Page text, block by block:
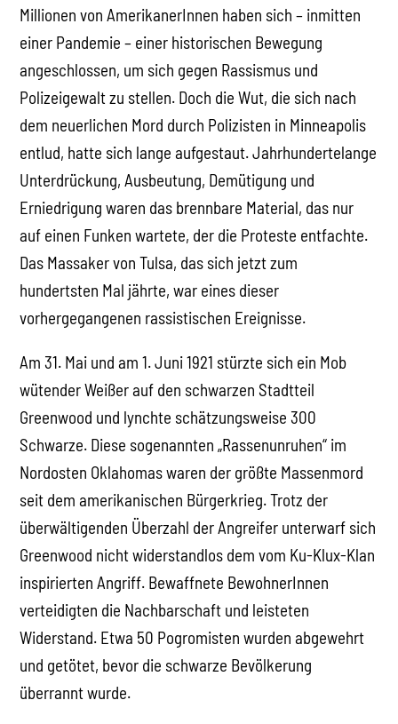
Millionen von AmerikanerInnen haben sich – inmitten
einer Pandemie – einer historischen Bewegung
angeschlossen, um sich gegen Rassismus und
Polizeigewalt zu stellen. Doch die Wut, die sich nach
dem neuerlichen Mord durch Polizisten in Minneapolis
entlud, hatte sich lange aufgestaut. Jahrhundertelange
Unterdrückung, Ausbeutung, Demütigung und
Erniedrigung waren das brennbare Material, das nur
auf einen Funken wartete, der die Proteste entfachte.
Das Massaker von Tulsa, das sich jetzt zum
hundertsten Mal jährte, war eines dieser
vorhergegangenen rassistischen Ereignisse.
Am 31. Mai und am 1. Juni 1921 stürzte sich ein Mob
wütender Weißer auf den schwarzen Stadtteil
Greenwood und lynchte schätzungsweise 300
Schwarze. Diese sogenannten „Rassenunruhen“ im
Nordosten Oklahomas waren der größte Massenmord
seit dem amerikanischen Bürgerkrieg. Trotz der
überwältigenden Überzahl der Angreifer unterwarf sich
Greenwood nicht widerstandlos dem vom Ku-Klux-Klan
inspirierten Angriff. Bewaffnete BewohnerInnen
verteidigten die Nachbarschaft und leisteten
Widerstand. Etwa 50 Pogromisten wurden abgewehrt
und getötet, bevor die schwarze Bevölkerung
überrannt wurde.